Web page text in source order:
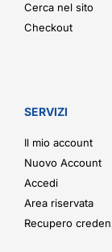
Cerca nel sito
Checkout
SERVIZI
Il mio account
Nuovo Account
Accedi
Area riservata
Recupero